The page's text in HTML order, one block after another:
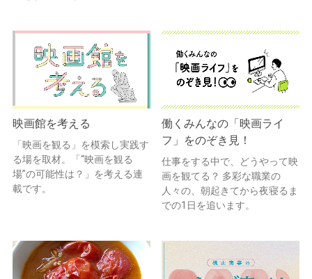
映画館を考える
「映画を観る」を模索し実践す
る場を取材。「“映画を観る
場”の可能性は？」を考える連
載です。
働くみんなの「映画ライ
フ」をのぞき見！
仕事をする中で、どうやって映
画を観てる？ 多彩な職業の
人々の、朝起きてから夜寝るま
での1日を追います。